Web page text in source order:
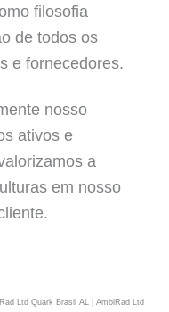
filosofia
de todos os
e fornecedores.
nosso
ativos e
a
em nosso
Ltd Quark Brasil AL | AmbiRad Ltd